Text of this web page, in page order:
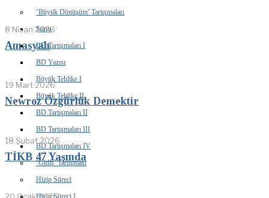
‘Büyük Dönüşüm’ Tartışmaları
Sunu
BD Tartışmaları I
BD Yazısı
Büyük Tehlike I
Büyük Tehlike II
BD Tartışmaları II
BD Tartışmaları III
BD Tartışmaları IV
‘Gidiş’ Tartışması
Hizip Süreci
Hizip Süreci I
8 Nisan 2026
Amasyalı
19 Mart 2026
Newroz Özgürlük Demektir
18 Şubat 2026
TİKB 47 Yaşında
20 Ocak 2026